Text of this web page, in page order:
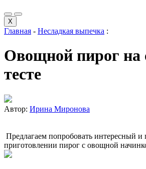
X
Главная - Несладкая выпечка :
Овощной пирог на
тесте
Автор: Ирина Миронова
Предлагаем попробовать интересный и
приготовлении пирог с овощной